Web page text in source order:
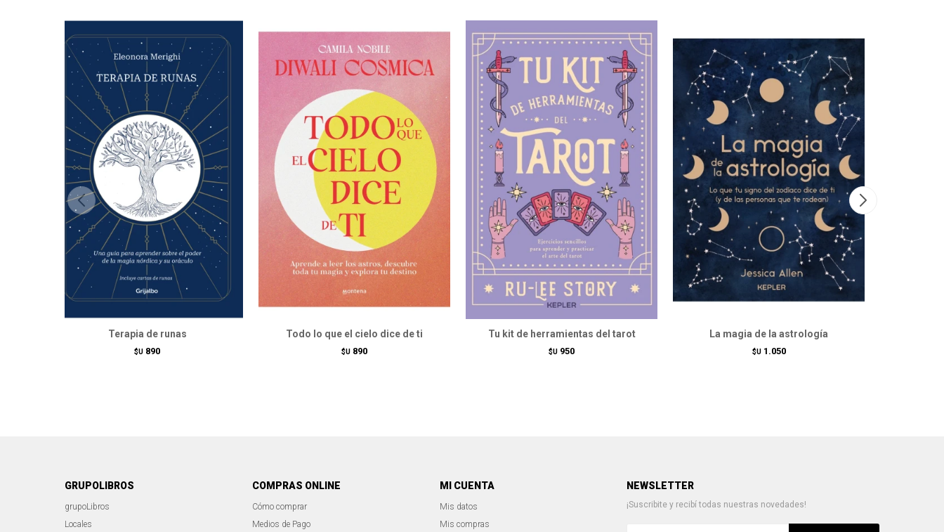
Terapia de runas
$U 890
Todo lo que el cielo dice de ti
$U 890
Tu kit de herramientas del tarot
$U 950
La magia de la astrología
$U 1.050
GRUPOLIBROS
grupoLibros
Locales
COMPRAS ONLINE
Cómo comprar
Medios de Pago
MI CUENTA
Mis datos
Mis compras
NEWSLETTER
¡Suscribite y recibí todas nuestras novedades!